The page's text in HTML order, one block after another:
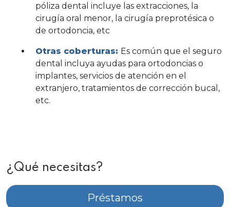
póliza dental incluye las extracciones, la
cirugía oral menor, la cirugía preprotésica o
de ortodoncia, etc
Otras coberturas: Es común que el seguro
dental incluya ayudas para ortodoncias o
implantes, servicios de atención en el
extranjero, tratamientos de corrección bucal,
etc.
¿Qué necesitas?
Préstamos